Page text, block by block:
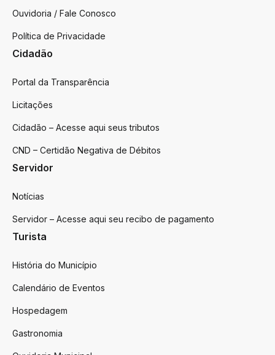
Ouvidoria / Fale Conosco
Política de Privacidade
Cidadão
Portal da Transparência
Licitações
Cidadão – Acesse aqui seus tributos
CND – Certidão Negativa de Débitos
Servidor
Notícias
Servidor – Acesse aqui seu recibo de pagamento
Turista
História do Município
Calendário de Eventos
Hospedagem
Gastronomia